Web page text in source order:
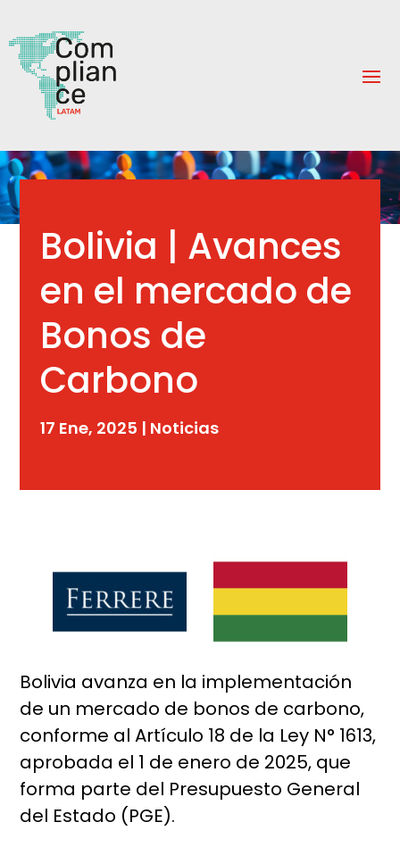
Bolivia | Avances
en el mercado de
Bonos de
Carbono
17 Ene, 2025 | Noticias
Bolivia avanza en la implementación
de un mercado de bonos de carbono,
conforme al Artículo 18 de la Ley N° 1613,
aprobada el 1 de enero de 2025, que
forma parte del Presupuesto General
del Estado (PGE).